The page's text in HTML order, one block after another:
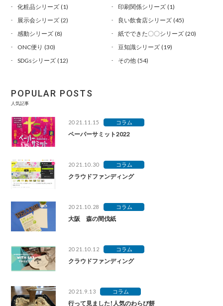
化粧品シリーズ(1) 印刷関係シリーズ(1)
展示会シリーズ(2) 良い飲食店シリーズ(45)
感動シリーズ(8) 紙でできた〇〇シリーズ(20)
ONC便り (30) 豆知識シリーズ(19)
SDGsシリーズ(12) その他(54)
POPULAR POSTS
人気記事
2021.11.15 コラム
ペーパーサミット2022
2021.10.30 コラム
クラウドファンディング
2021.10.28 コラム
大阪 森の間伐紙
2021.10.12 コラム
クラウドファンディング
2021.9.13 コラム
行って見ました！人気のわらび餅